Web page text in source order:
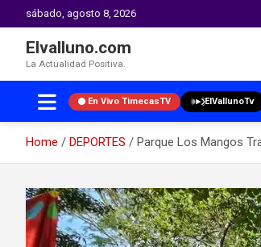
sábado, agosto 8, 2026
Elvalluno.com
La Actualidad Positiva.
En Vivo TimecasTV ElVallunoTv
Home DEPORTES
Parque Los Mangos
content